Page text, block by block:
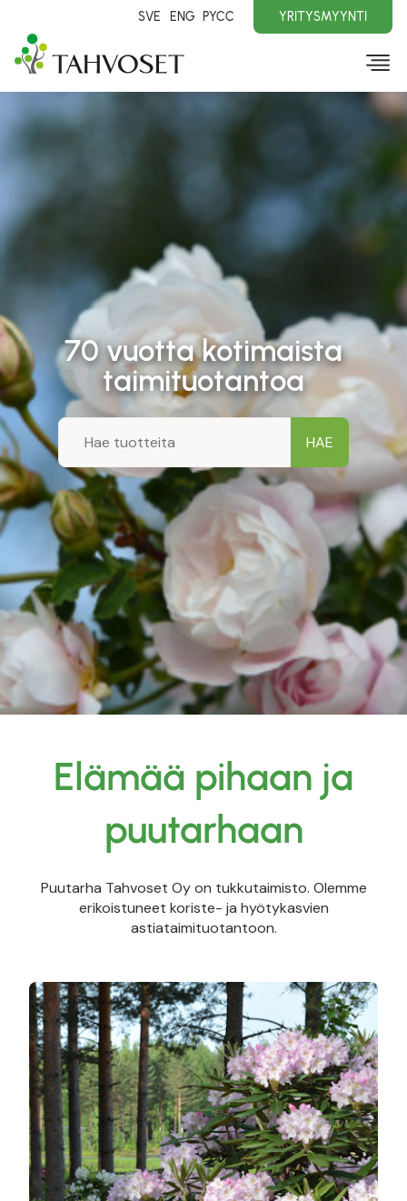
SVE ENG PYCC YRITYSMYYNTI
70 vuotta kotimaista
taimituotantoa
Elämää pihaan ja
puutarhaan
Puutarha Tahvoset Oy on tukkutaimisto. Olemme
erikoistuneet koriste- ja hyötykasvien
astiataimituotantoon.